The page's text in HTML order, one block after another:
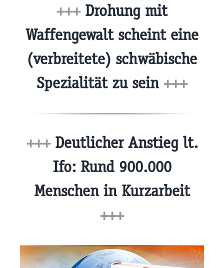
+++Drohung mit
Waffengewalt scheint eine
(verbreitete) schwäbische
Spezialität zu sein +++
+++Deutlicher Anstieg lt.
Ifo: Rund 900.000
Menschen in Kurzarbeit
+++